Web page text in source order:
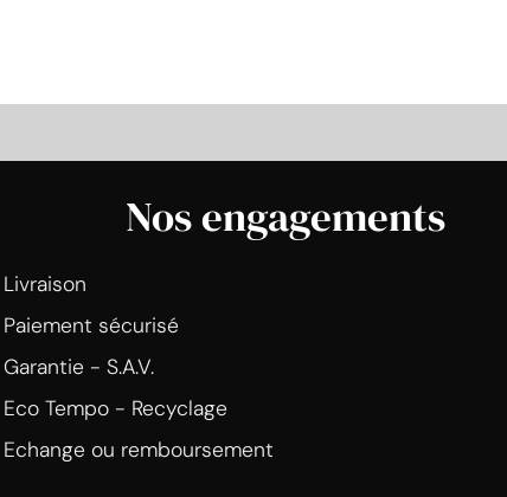
Nos engagements
Livraison
Paiement sécurisé
Garantie - S.A.V.
Eco Tempo - Recyclage
Echange ou remboursement